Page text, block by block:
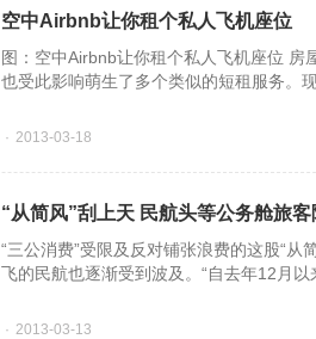
空中Airbnb让你租个私人飞机座位
图：空中Airbnb让你租个私人飞机座位
也受此影响萌生了多个类似的短租服务。
2013-03-18
“从简风”刮上天 民航头等公务舱旅客
“三公消费”受限及反对铺张浪费的这股“
飞的民航也逐渐受到波及。“自去年12月
2013-03-13